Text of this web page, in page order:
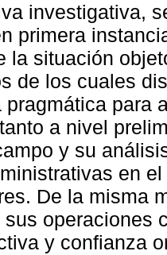
investigativa,
primera
la situación
de los cuales
pragmática para
a nivel
y su
en
De la misma
operaciones
y confianza